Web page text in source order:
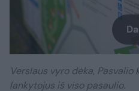
Verslaus vyro dėka,
lankytojus iš viso pasaulio.